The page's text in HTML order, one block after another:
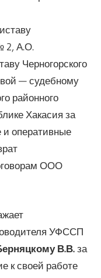
2, А.О.
Черногорского
— судебному
районного
Хакасия за
оперативные
ООО
УФССП
В.В.за
к своей работе